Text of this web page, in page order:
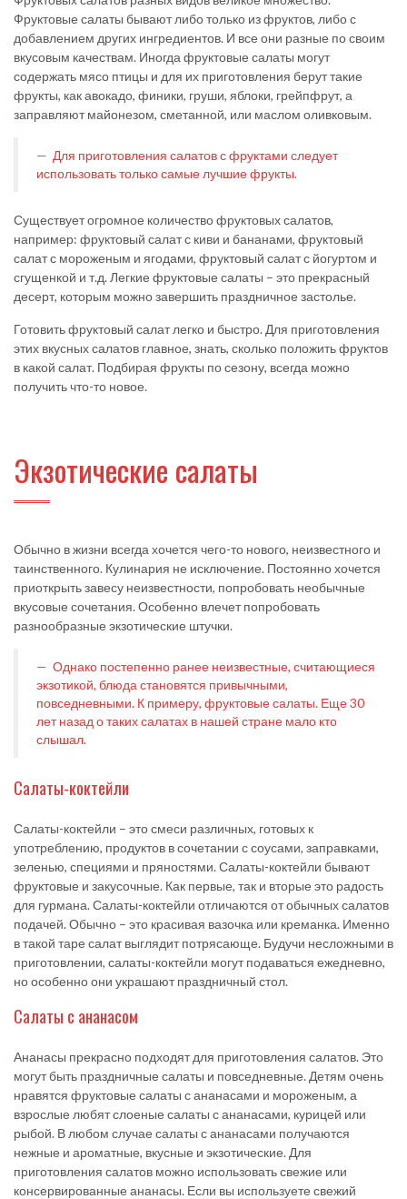
Фруктовые салаты бывают либо только из фруктов, либо с
добавлением других ингредиентов. И все они разные по своим
вкусовым качествам. Иногда фруктовые салаты могут
содержать мясо птицы и для их приготовления берут такие
фрукты, как авокадо, финики, груши, яблоки, грейпфрут, а
заправляют майонезом, сметанной, или маслом оливковым.
Для приготовления салатов с фруктами следует
использовать только самые лучшие фрукты.
Существует огромное количество фруктовых салатов,
например: фруктовый салат с киви и бананами, фруктовый
салат с мороженым и ягодами, фруктовый салат с йогуртом и
сгущенкой и т.д. Легкие фруктовые салаты – это прекрасный
десерт, которым можно завершить праздничное застолье.
Готовить фруктовый салат легко и быстро. Для приготовления
этих вкусных салатов главное, знать, сколько положить фруктов
в какой салат. Подбирая фрукты по сезону, всегда можно
получить что-то новое.
Экзотические салаты
Обычно в жизни всегда хочется чего-то нового, неизвестного и
таинственного. Кулинария не исключение. Постоянно хочется
приоткрыть завесу неизвестности, попробовать необычные
вкусовые сочетания. Особенно влечет попробовать
разнообразные экзотические штучки.
Однако постепенно ранее неизвестные, считающиеся
экзотикой, блюда становятся привычными,
повседневными. К примеру, фруктовые салаты. Еще 30
лет назад о таких салатах в нашей стране мало кто
слышал.
Салаты-коктейли
Салаты-коктейли – это смеси различных, готовых к
употреблению, продуктов в сочетании с соусами, заправками,
зеленью, специями и пряностями. Салаты-коктейли бывают
фруктовые и закусочные. Как первые, так и вторые это радость
для гурмана. Салаты-коктейли отличаются от обычных салатов
подачей. Обычно – это красивая вазочка или креманка. Именно
в такой таре салат выглядит потрясающе. Будучи несложными в
приготовлении, салаты-коктейли могут подаваться ежедневно,
но особенно они украшают праздничный стол.
Салаты с ананасом
Ананасы прекрасно подходят для приготовления салатов. Это
могут быть праздничные салаты и повседневные. Детям очень
нравятся фруктовые салаты с ананасами и мороженым, а
взрослые любят слоеные салаты с ананасами, курицей или
рыбой. В любом случае салаты с ананасами получаются
нежные и ароматные, вкусные и экзотические. Для
приготовления салатов можно использовать свежие или
консервированные ананасы. Если вы используете свежий